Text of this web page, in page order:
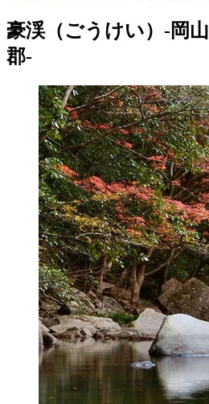
豪渓（ごうけい）-岡
郡-